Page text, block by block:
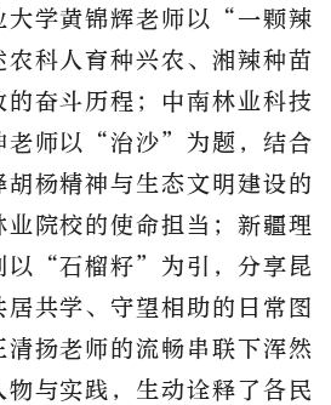
大学黄锦辉老师以“一颗辣
科人育种兴农、湘辣种苗
奋斗历程；中南林业科技
老师以“治沙”为题，结合
杨精神与生态文明建设的
院校的使命担当；新疆理
以“石榴籽”为引，分享昆
共学、守望相助的日常图
扬老师的流畅串联下浑然
与实践，生动诠释了各民